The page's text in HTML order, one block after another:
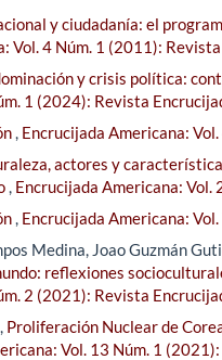
y ciudadanía: el
Vol. 4 Núm. 1 (2011):
y crisis política:
1 (2024): Revista
, Encrucijada Americana:
actores y
, Encrucijada Americana: Vol.
, Encrucijada Americana:
Medina, Joao Guzmán
reflexiones
2 (2021): Revista
Proliferación Nuclear de
Vol. 13 Núm. 1